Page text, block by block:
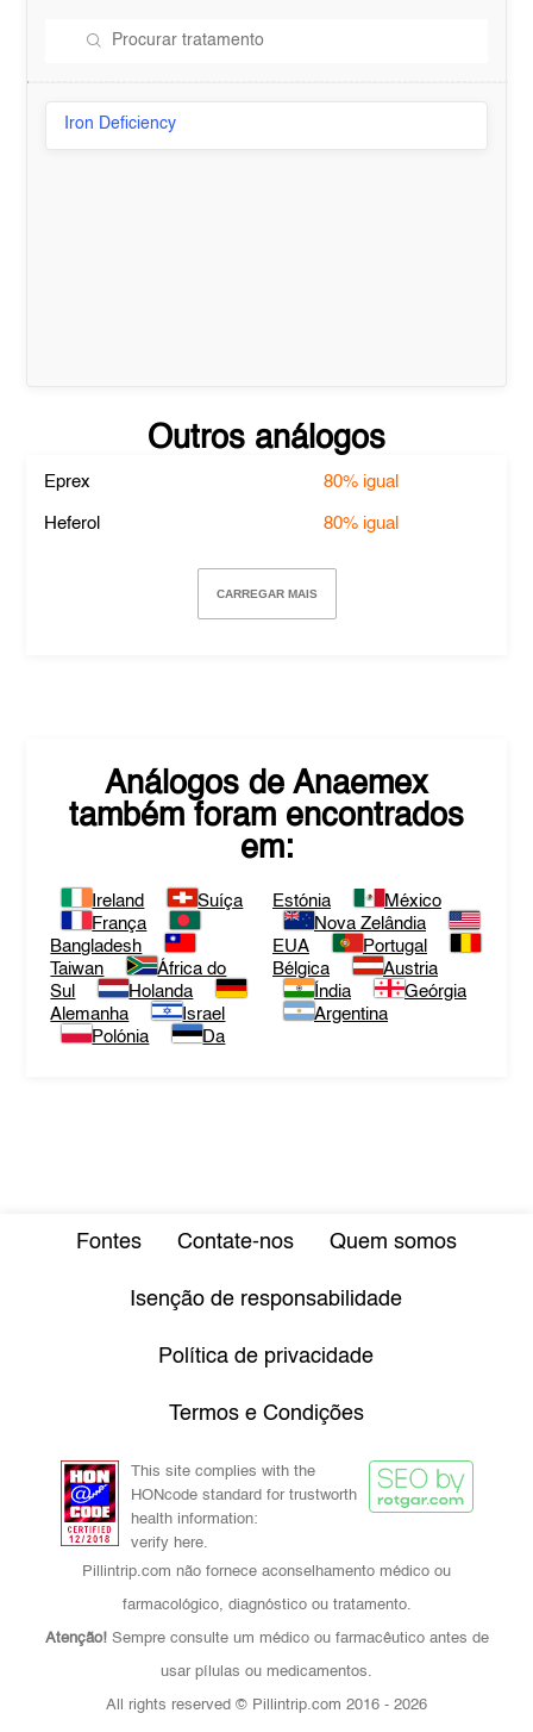
Iron Deficiency
Outros análogos
Eprex 80% igual
Heferol 80% igual
CARREGAR MAIS
Análogos de Anaemex
também foram encontrados
em:
Ireland
Suíça
França
Bangladesh
Taiwan
África do
Sul
Holanda
Alemanha
Israel
Polónia
Da
Estónia
México
Nova Zelândia
EUA
Portugal
Bélgica
Austria
Índia
Geórgia
Argentina
Fontes Contate-nos Quem somos
Isenção de responsabilidade
Política de privacidade
Termos e Condições
This site complies with the
HONcode standard for trustworth
health information:
verify here.
Pillintrip.com não fornece aconselhamento médico ou
farmacológico, diagnóstico ou tratamento.
Atenção! Sempre consulte um médico ou farmacêutico antes de
usar pílulas ou medicamentos.
All rights reserved © Pillintrip.com 2016 - 2026